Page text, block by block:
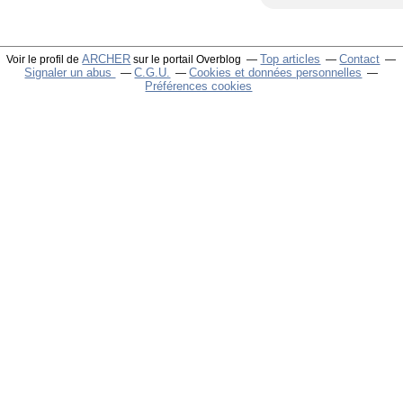
Voir le profil deARCHER sur le portail Overblog Top articles
Contact
Signaler un abus
C.G.U.
Cookies et données personnelles
Préférences cookies